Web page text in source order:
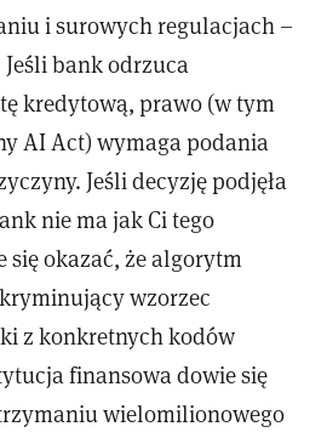
i surowych regulacjach –
bank odrzuca
kredytową, prawo (w tym
AI Act) wymaga podania
Jeśli decyzję podjęła
nie ma jak Ci tego
się okazać, że algorytm
wzorzec
z konkretnych kodów
finansowa dowie się
wielomilionowego